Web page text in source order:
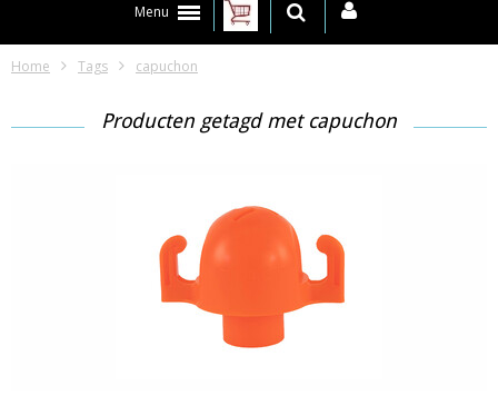
Menu
Home Tags capuchon
Producten getagd met capuchon